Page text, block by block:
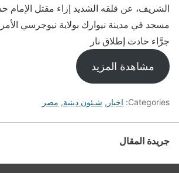
الشريف، عن قلقه الشديد إزاء مقتل
مسجد في مدينة نيوارك بولاية نيوجرسي
جرَّاء حادث إطلاق نار
مشاهدة المزيد
Categories: اخبار , شـئون دينية, مصر
جريدة المقال